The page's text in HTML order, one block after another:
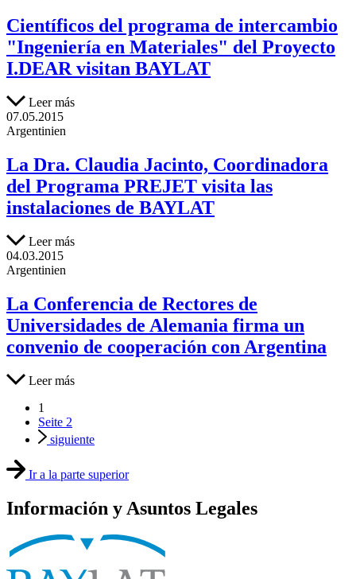
Científicos del programa de intercambio
"Ingeniería en Materiales" del Proyecto
I.DEAR visitan BAYLAT
Leer más
07.05.2015
Argentinien
La Dra. Claudia Jacinto, Coordinadora
del Programa PREJET visita las
instalaciones de BAYLAT
Leer más
04.03.2015
Argentinien
La Conferencia de Rectores de
Universidades de Alemania firma un
convenio de cooperación con Argentina
Leer más
1
Seite 2
siguiente
Ir a la parte superior
Información y Asuntos Legales